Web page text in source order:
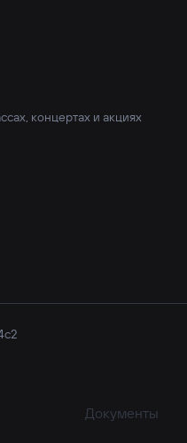
концертах и акциях
Документы